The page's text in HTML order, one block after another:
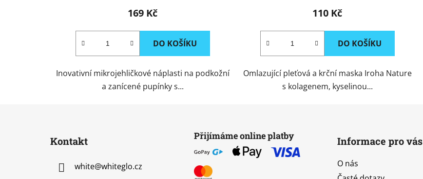
169 Kč
DO KOŠÍKU
Inovativní mikrojehličkové náplasti na podkožní
a zanícené pupínky s...
110 Kč
DO KOŠÍKU
Omlazující pleťová a krční maska Iroha Nature
s kolagenem, kyselinou...
Kontakt
white@whiteglo.cz
Přijímáme online platby Informace pro vás
O nás